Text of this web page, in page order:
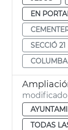
EN
SECCIÓ 21
TODAS